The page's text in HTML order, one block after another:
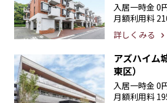
入居一時金 0
月額利用料
詳しくみる
アズハイム
東区）
入居一時金 0
月額利用料